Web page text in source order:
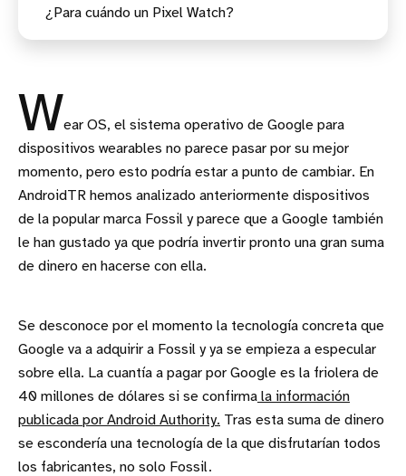
¿Para cuándo un Pixel Watch?
Wear OS, el sistema operativo de Google para
dispositivos wearables no parece pasar por su mejor
momento, pero esto podría estar a punto de cambiar. En
AndroidTR hemos analizado anteriormente dispositivos
de la popular marca Fossil y parece que a Google también
le han gustado ya que podría invertir pronto una gran suma
de dinero en hacerse con ella.
Se desconoce por el momento la tecnología concreta que
Google va a adquirir a Fossil y ya se empieza a especular
sobre ella. La cuantía a pagar por Google es la friolera de
40 millones de dólares si se confirma la información
publicada por Android Authority. Tras esta suma de dinero
se escondería una tecnología de la que disfrutarían todos
los fabricantes, no solo Fossil.